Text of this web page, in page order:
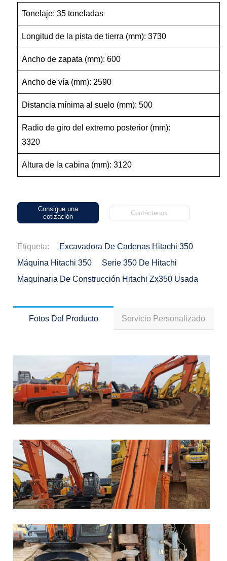
Tonelaje: 35 toneladas
Longitud de la pista de tierra (mm): 3730
Ancho de zapata (mm): 600
Ancho de vía (mm): 2590
Distancia mínima al suelo (mm): 500
Radio de giro del extremo posterior (mm):
3320
Altura de la cabina (mm): 3120
Consigue una
cotización
Contáctenos
Etiqueta:
Excavadora De Cadenas Hitachi 350
Máquina Hitachi 350
Serie 350 De Hitachi
Maquinaria De Construcción Hitachi Zx350 Usada
Fotos Del Producto Servicio Personalizado